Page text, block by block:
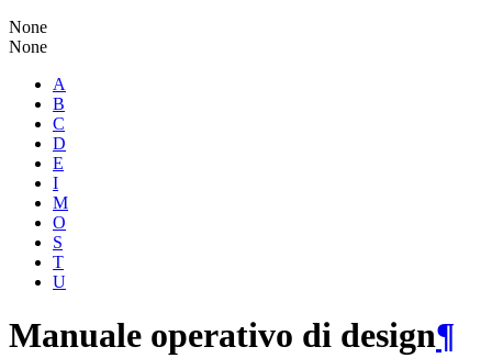
None
None
A
B
C
D
E
I
M
O
S
T
U
Manuale operativo di design¶